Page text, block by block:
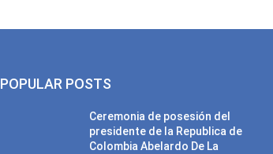
POPULAR POSTS
Ceremonia de posesión del
presidente de la Republica de
Colombia Abelardo De La